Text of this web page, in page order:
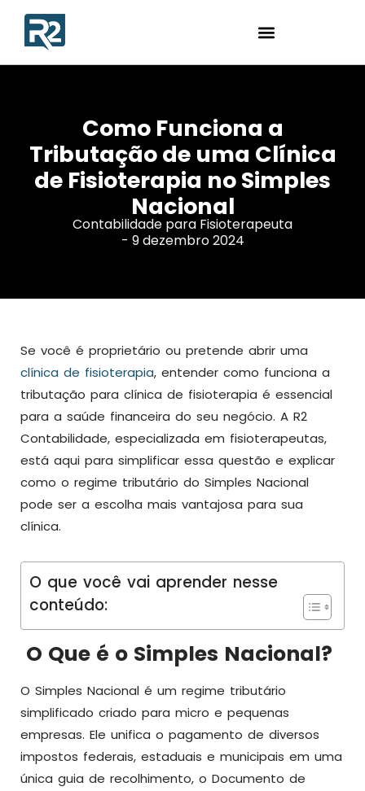
Como Funciona a
Tributação de uma Clínica
de Fisioterapia no Simples
Nacional
Contabilidade para Fisioterapeuta
- 9 dezembro 2024
Se você é proprietário ou pretende abrir uma
clínica de fisioterapia, entender como funciona a
tributação para clínica de fisioterapia é essencial
para a saúde financeira do seu negócio. A R2
Contabilidade, especializada em fisioterapeutas,
está aqui para simplificar essa questão e explicar
como o regime tributário do Simples Nacional
pode ser a escolha mais vantajosa para sua
clínica.
O que você vai aprender nesse
conteúdo:
O Que é o Simples Nacional?
O Simples Nacional é um regime tributário
simplificado criado para micro e pequenas
empresas. Ele unifica o pagamento de diversos
impostos federais, estaduais e municipais em uma
única guia de recolhimento, o Documento de